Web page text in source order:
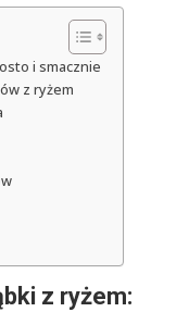
i smacznie
z ryżem
z ryżem: